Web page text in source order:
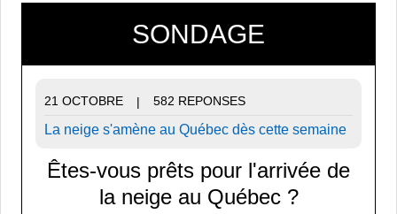
SONDAGE
21 OCTOBRE | 582 REPONSES
La neige s'amène au Québec dès cette semaine
Êtes-vous prêts pour l'arrivée de
la neige au Québec ?